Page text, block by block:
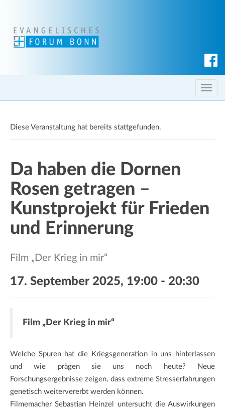
c
h T
o
l
g
Diese Veranstaltung hat bereits stattgefunden.
Da haben die Dornen
Rosen getragen –
Kunstprojekt für Frieden
und Erinnerung
Film „Der Krieg in mir“
17. September 2025, 19:00 - 20:30
Film „Der Krieg in mir“
Welche Spuren hat die Kriegsgeneration in uns hinterlassen
und wie prägen sie uns noch heute? Neue
Forschungsergebnisse zeigen, dass extreme Stresserfahrungen
genetisch weitervererbt werden können.
Filmemacher Sebastian Heinzel untersucht die Auswirkungen